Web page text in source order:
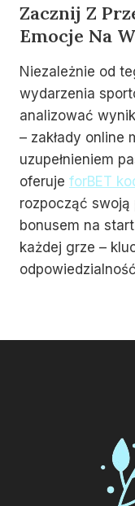
Zacznij Z
Emocje Na
Niezależnie od
wydarzenia
analizować
– zakłady online
uzupełnieniem
oferuje forBET
rozpocząć
bonusem na
każdej grze –